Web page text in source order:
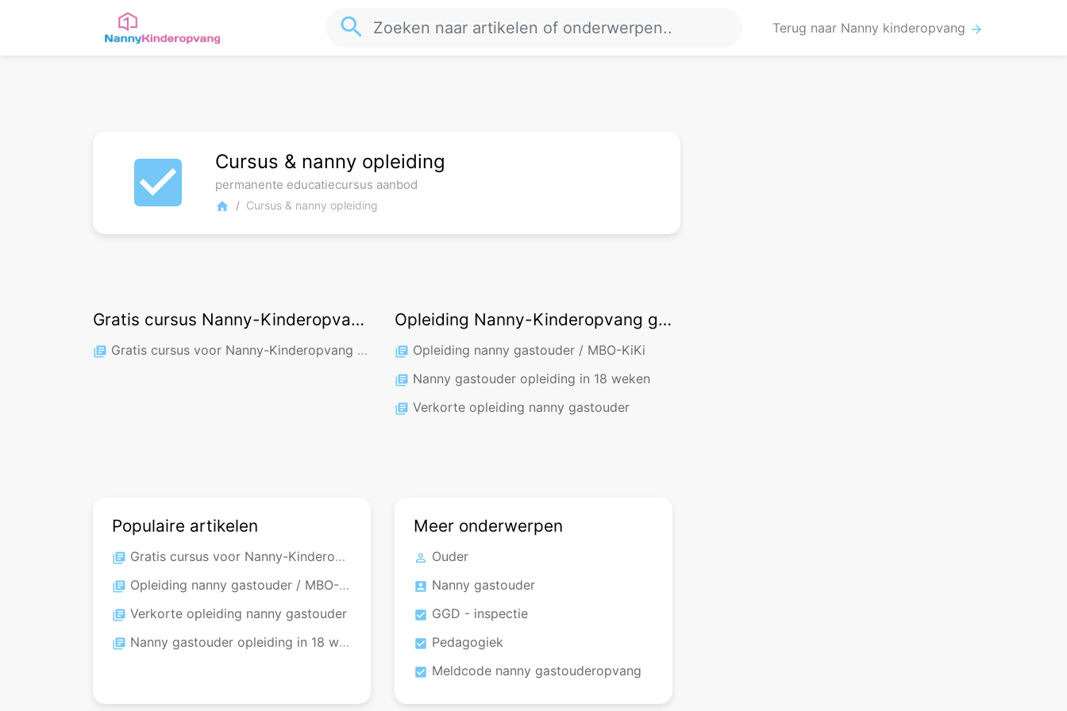
search Terug naar Nanny kinderopvang arrow_forward
check_box Cursus & nanny opleiding
permanente educatiecursus aanbod
home Cursus & nanny opleiding
Gratis cursus Nanny-Kinderopvang
library_books Gratis cursus voor Nanny-Kinderopvang gastouder
Opleiding Nanny-Kinderopvang gastouder
library_books Opleiding nanny gastouder / MBO-KiKi
library_books Nanny gastouder opleiding in 18 weken
library_books Verkorte opleiding nanny gastouder
Populaire artikelen
library_books Gratis cursus voor Nanny-Kinderopvang gastouder
library_books Opleiding nanny gastouder / MBO-KiKi
library_books Verkorte opleiding nanny gastouder
library_books Nanny gastouder opleiding in 18 weken
Meer onderwerpen
perm_identity Ouder
account_box Nanny gastouder
check_box GGD - inspectie
check_box Pedagogiek
check_box Meldcode nanny gastouderopvang